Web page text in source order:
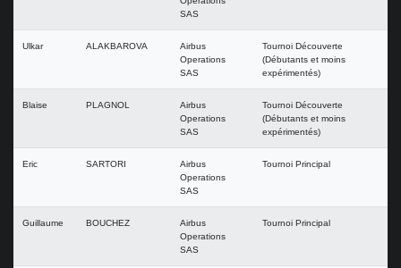
SAS
Ulkar ALAKBAROVA
Airbus
Operations
SAS
Tournoi Découverte
(Débutants et moins
expérimentés)
Blaise PLAGNOL
Airbus
Operations
SAS
Tournoi Découverte
(Débutants et moins
expérimentés)
Eric SARTORI
Airbus
Operations
SAS
Tournoi Principal
Guillaume BOUCHEZ
Airbus
Operations
SAS
Tournoi Principal